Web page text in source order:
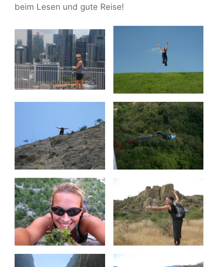
beim Lesen und gute Reise!